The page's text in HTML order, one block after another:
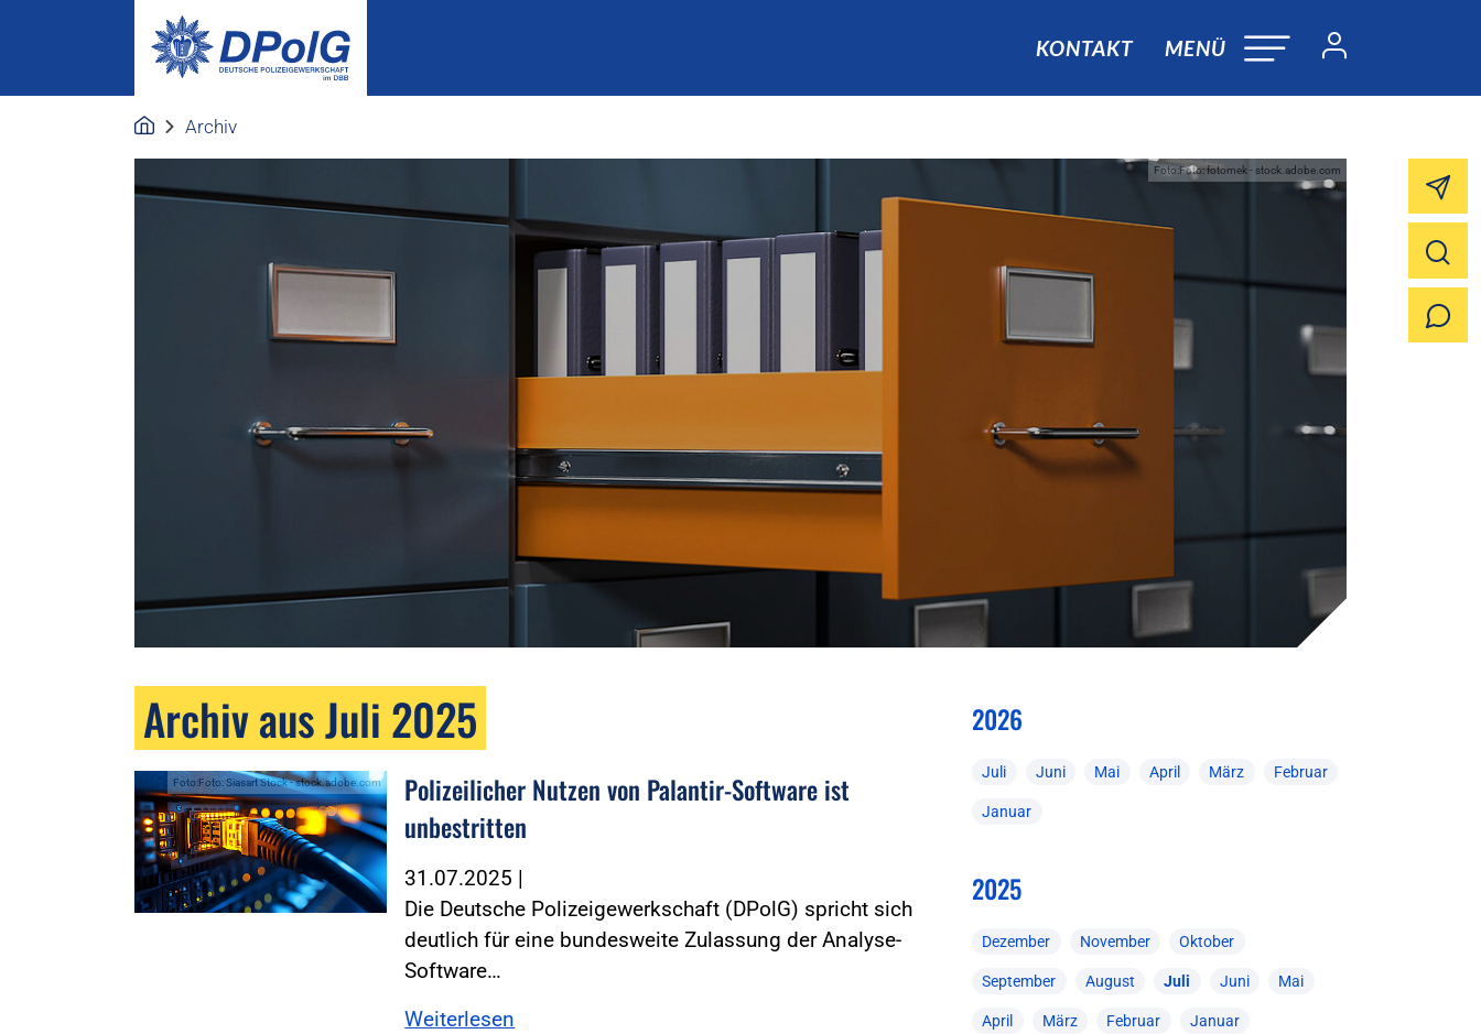
KONTAKT MENÜ
Archiv
Foto:Foto: fotomek - stock.adobe.com
Archiv aus Juli 2025
Foto:Foto: Siasart Stock - stock.adobe.com
Polizeilicher Nutzen von Palantir-Software ist
unbestritten
31.07.2025 |
Die Deutsche Polizeigewerkschaft (DPolG) spricht sich
deutlich für eine bundesweite Zulassung der Analyse-
Software…
Weiterlesen
2026
Juli Juni Mai April März Februar
Januar
2025
Dezember November Oktober
September August Juli Juni Mai
April März Februar Januar